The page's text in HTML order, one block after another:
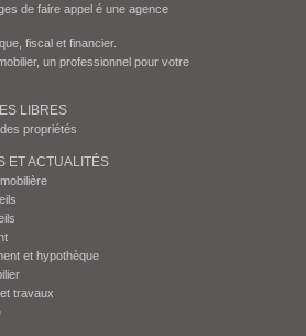
de faire appel é une agence
fiscal et financier.
un professionnel pour votre
LIBRES
propriétés
ET ACTUALITÉS
et hypothèque
travaux